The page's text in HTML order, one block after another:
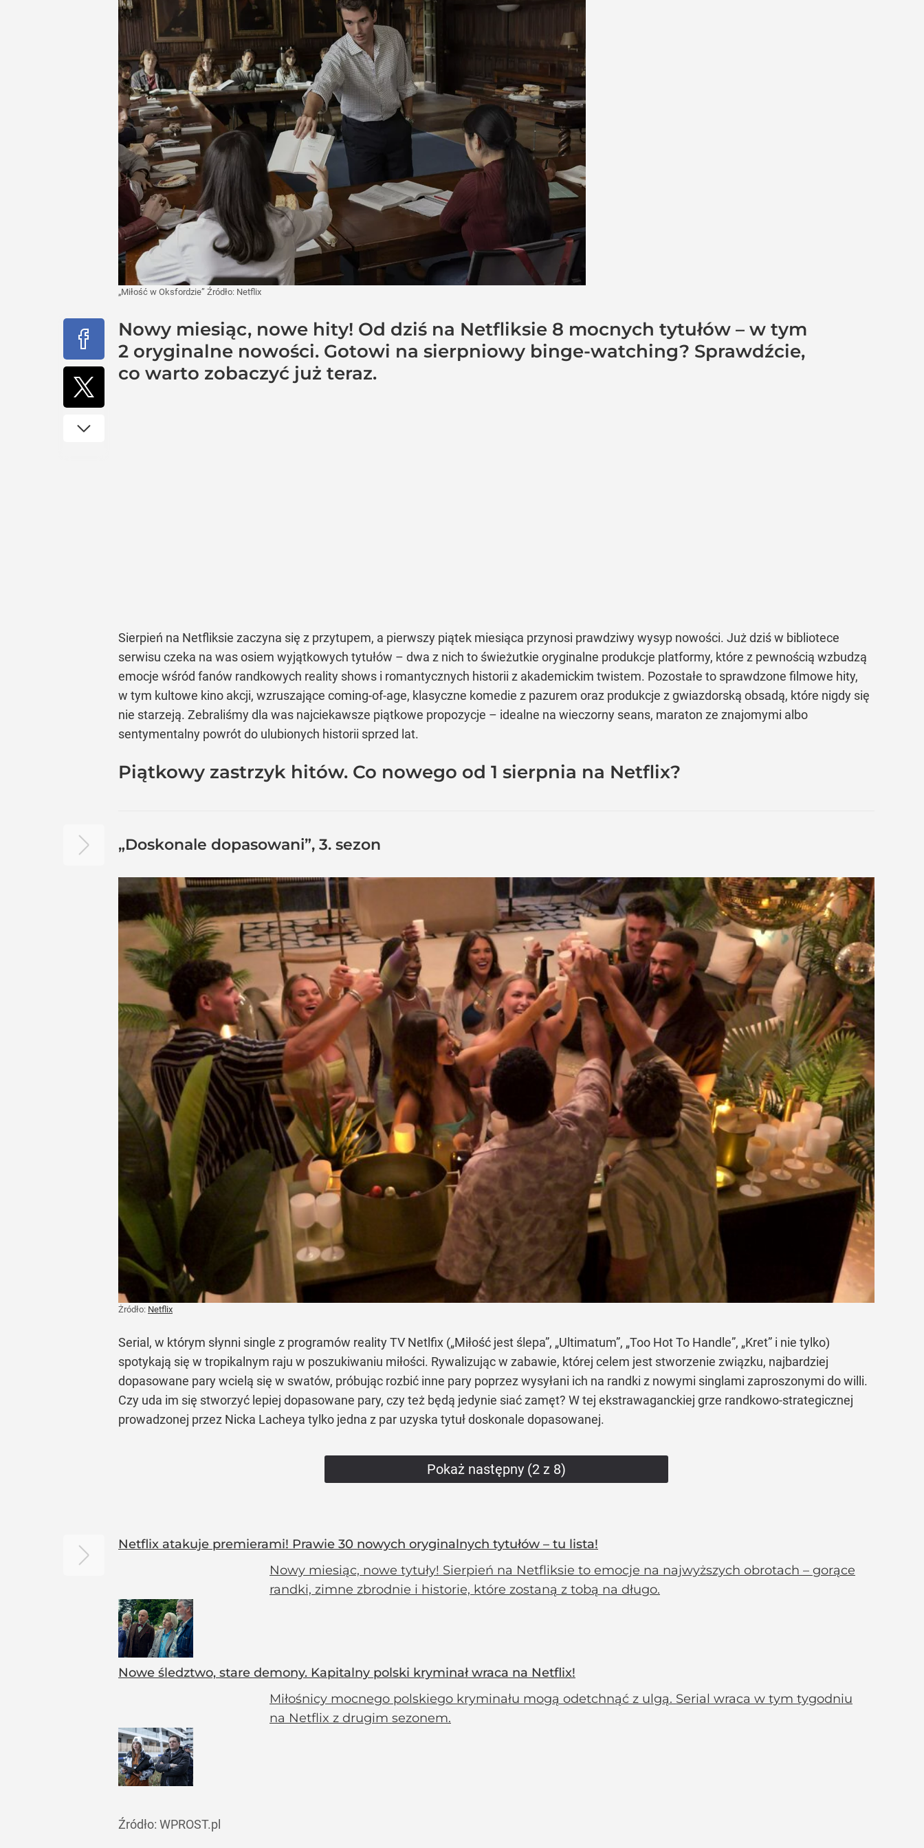
„Miłość w Oksfordzie” Źródło: Netflix
Nowy miesiąc, nowe hity! Od dziś na Netfliksie 8 mocnych tytułów – w tym
2 oryginalne nowości. Gotowi na sierpniowy binge-watching? Sprawdźcie,
co warto zobaczyć już teraz.
Sierpień na Netfliksie zaczyna się z przytupem, a pierwszy piątek miesiąca przynosi prawdziwy wysyp nowości. Już dziś w bibliotece
serwisu czeka na was osiem wyjątkowych tytułów – dwa z nich to świeżutkie oryginalne produkcje platformy, które z pewnością wzbudzą
emocje wśród fanów randkowych reality shows i romantycznych historii z akademickim twistem. Pozostałe to sprawdzone filmowe hity,
w tym kultowe kino akcji, wzruszające coming-of-age, klasyczne komedie z pazurem oraz produkcje z gwiazdorską obsadą, które nigdy się
nie starzeją. Zebraliśmy dla was najciekawsze piątkowe propozycje – idealne na wieczorny seans, maraton ze znajomymi albo
sentymentalny powrót do ulubionych historii sprzed lat.
Piątkowy zastrzyk hitów. Co nowego od 1 sierpnia na Netflix?
„Doskonale dopasowani”, 3. sezon
Żródło: Netflix
Serial, w którym słynni single z programów reality TV Netlfix („Miłość jest ślepa”, „Ultimatum”, „Too Hot To Handle”, „Kret” i nie tylko)
spotykają się w tropikalnym raju w poszukiwaniu miłości. Rywalizując w zabawie, której celem jest stworzenie związku, najbardziej
dopasowane pary wcielą się w swatów, próbując rozbić inne pary poprzez wysyłani ich na randki z nowymi singlami zaproszonymi do willi.
Czy uda im się stworzyć lepiej dopasowane pary, czy też będą jedynie siać zamęt? W tej ekstrawaganckiej grze randkowo-strategicznej
prowadzonej przez Nicka Lacheya tylko jedna z par uzyska tytuł doskonale dopasowanej.
Pokaż następny (2 z 8)
Netflix atakuje premierami! Prawie 30 nowych oryginalnych tytułów – tu lista!
Nowy miesiąc, nowe tytuły! Sierpień na Netfliksie to emocje na najwyższych obrotach – gorące
randki, zimne zbrodnie i historie, które zostaną z tobą na długo.
Nowe śledztwo, stare demony. Kapitalny polski kryminał wraca na Netflix!
Miłośnicy mocnego polskiego kryminału mogą odetchnąć z ulgą. Serial wraca w tym tygodniu
na Netflix z drugim sezonem.
Źródło: WPROST.pl